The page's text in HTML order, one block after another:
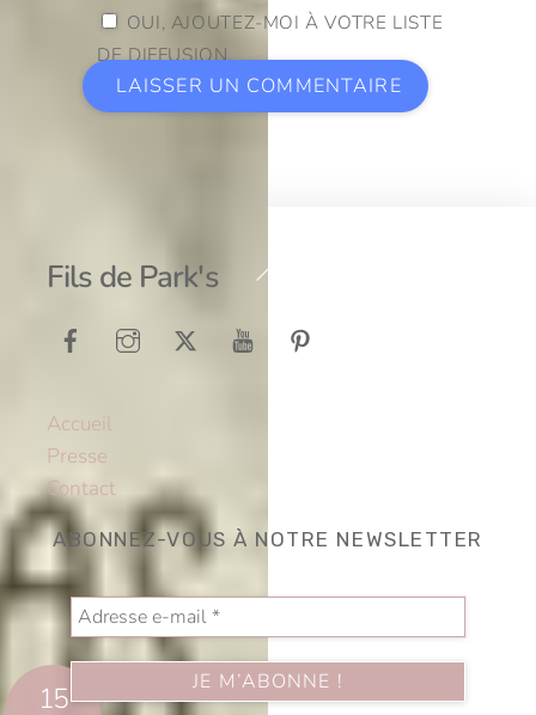
15
OUI, AJOUTEZ-MOI À VOTRE LISTE
DE DIFFUSION.
Back
Top
Fils de Park's
Accueil
Presse
Contact
ABONNEZ-VOUS À NOTRE NEWSLETTER